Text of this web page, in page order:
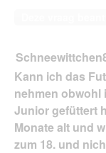
Kann ich das
nehmen obwohl
Junior gefüttert
Monate alt und
zum 18. und